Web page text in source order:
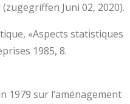
Juni 02, 2020).
«Aspects statistiques
1985, 8.
1979 sur l’aménagement